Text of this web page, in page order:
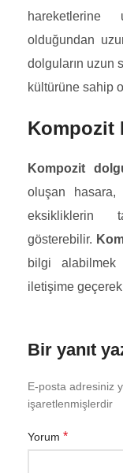
hareketlerine
olduğundan
dolguların uzun
kültürüne sahip
Kompozit
Kompozit
oluşan hasara,
eksikliklerin
gösterebilir.
bilgi
iletişime
Bir yanıt
E-posta adresiniz
işaretlenmişlerdir
Yorum *